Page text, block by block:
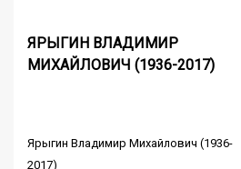
ЯРЫГИН ВЛАДИМИР
МИХАЙЛОВИЧ (1936-2017)
Ярыгин Владимир Михайлович (1936-
2017)